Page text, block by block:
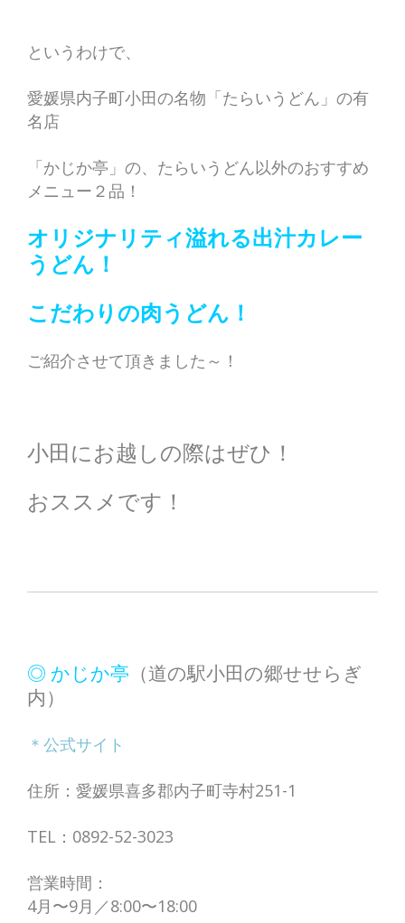
というわけで、
愛媛県内子町小田の名物「たらいうどん」の有
名店
「かじか亭」の、たらいうどん以外のおすすめ
メニュー２品！
オリジナリティ溢れる出汁カレー
うどん！
こだわりの肉うどん！
ご紹介させて頂きました～！
小田にお越しの際はぜひ！
おススメです！
◎ かじか亭 （道の駅小田の郷せせらぎ
内）
＊公式サイト
住所：愛媛県喜多郡内子町寺村251-1
TEL：0892-52-3023
営業時間：
4月〜9月／8:00〜18:00